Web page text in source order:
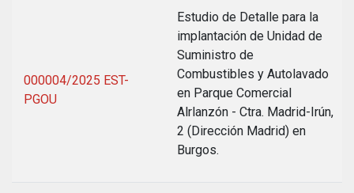
000004/2025 EST-
PGOU
Estudio de Detalle para la
implantación de Unidad de
Suministro de
Combustibles y Autolavado
en Parque Comercial
Alrlanzón - Ctra. Madrid-Irún,
2 (Dirección Madrid) en
Burgos.